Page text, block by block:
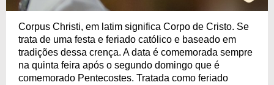
Corpus Christi, em latim significa Corpo de Cristo. Se
trata de uma festa e feriado católico e baseado em
tradições dessa crença. A data é comemorada sempre
na quinta feira após o segundo domingo que é
comemorado Pentecostes. Tratada como feriado